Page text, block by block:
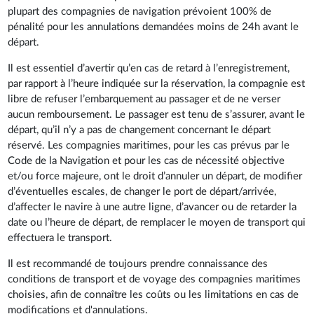
plupart des compagnies de navigation prévoient 100% de
pénalité pour les annulations demandées moins de 24h avant le
départ.
Il est essentiel d’avertir qu’en cas de retard à l’enregistrement,
par rapport à l’heure indiquée sur la réservation, la compagnie est
libre de refuser l’embarquement au passager et de ne verser
aucun remboursement. Le passager est tenu de s’assurer, avant le
départ, qu’il n’y a pas de changement concernant le départ
réservé. Les compagnies maritimes, pour les cas prévus par le
Code de la Navigation et pour les cas de nécessité objective
et/ou force majeure, ont le droit d’annuler un départ, de modifier
d’éventuelles escales, de changer le port de départ/arrivée,
d’affecter le navire à une autre ligne, d’avancer ou de retarder la
date ou l’heure de départ, de remplacer le moyen de transport qui
effectuera le transport.
Il est recommandé de toujours prendre connaissance des
conditions de transport et de voyage des compagnies maritimes
choisies, afin de connaître les coûts ou les limitations en cas de
modifications et d'annulations.